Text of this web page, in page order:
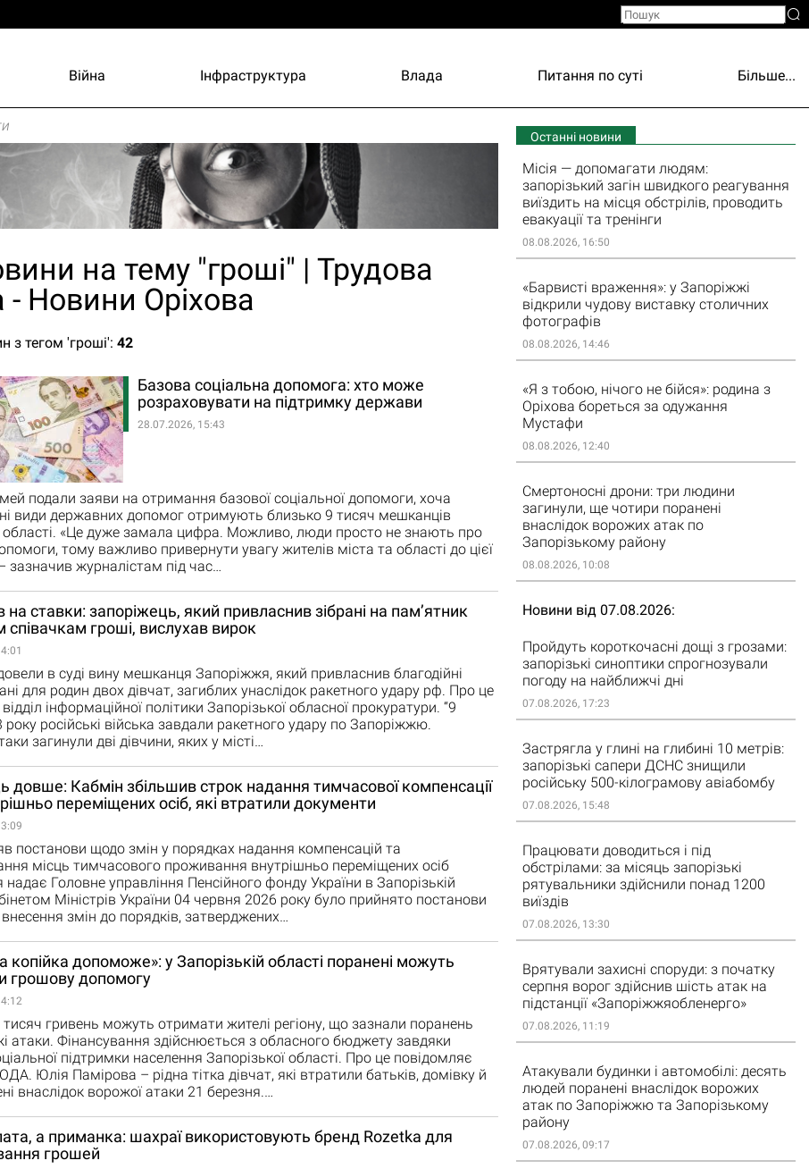
Війна Інфраструктура Влада Питання по суті Більше...
на тему "гроші" | Трудова
- Новини Оріхова
з тегом 'гроші': 42
Базова соціальна допомога: хто може
розраховувати на підтримку держави
28.07.2026, 15:43
подали заяви на отримання базової соціальної допомоги, хоча
види державних допомог отримують близько 9 тисяч мешканців
області. «Це дуже замала цифра. Можливо, люди просто не знають про
тому важливо привернути увагу жителів міста та області до цієї
– зазначив журналістам під час…
на ставки: запоріжець, який привласнив зібрані на пам’ятник
співачкам гроші, вислухав вирок
в суді вину мешканця Запоріжжя, який привласнив благодійні
для родин двох дівчат, загиблих унаслідок ракетного удару рф. Про це
інформаційної політики Запорізької обласної прокуратури. “9
російські війська завдали ракетного удару по Запоріжжю.
загинули дві дівчини, яких у місті…
довше: Кабмін збільшив строк надання тимчасової компенсації
переміщених осіб, які втратили документи
постанови щодо змін у порядках надання компенсацій та
місць тимчасового проживання внутрішньо переміщених осіб
надає Головне управління Пенсійного фонду України в Запорізькій
Міністрів України 04 червня 2026 року було прийнято постанови
змін до порядків, затверджених…
копійка допоможе»: у Запорізькій області поранені можуть
грошову допомогу
тисяч гривень можуть отримати жителі регіону, що зазнали поранень
атаки. Фінансування здійснюється з обласного бюджету завдяки
підтримки населення Запорізької області. Про це повідомляє
Юлія Памірова – рідна тітка дівчат, які втратили батьків, домівку й
внаслідок ворожої атаки 21 березня.…
а приманка: шахраї використовують бренд Rozetka для
грошей
Останні новини
Місія — допомагати людям:
запорізький загін швидкого реагування
виїздить на місця обстрілів, проводить
евакуації та тренінги
08.08.2026, 16:50
«Барвисті враження»: у Запоріжжі
відкрили чудову виставку столичних
фотографів
08.08.2026, 14:46
«Я з тобою, нічого не бійся»: родина з
Оріхова бореться за одужання
Мустафи
08.08.2026, 12:40
Смертоносні дрони: три людини
загинули, ще чотири поранені
внаслідок ворожих атак по
Запорізькому району
08.08.2026, 10:08
Новини від 07.08.2026
Пройдуть короткочасні дощі з грозами:
запорізькі синоптики спрогнозували
погоду на найближчі дні
07.08.2026, 17:23
Застрягла у глині на глибині 10 метрів:
запорізькі сапери ДСНС знищили
російську 500-кілограмову авіабомбу
07.08.2026, 15:48
Працювати доводиться і під
обстрілами: за місяць запорізькі
рятувальники здійснили понад 1200
виїздів
07.08.2026, 13:30
Врятували захисні споруди: з початку
серпня ворог здійснив шість атак на
підстанції «Запоріжжяобленерго»
07.08.2026, 11:19
Атакували будинки і автомобілі: десять
людей поранені внаслідок ворожих
атак по Запоріжжю та Запорізькому
району
07.08.2026, 09:17